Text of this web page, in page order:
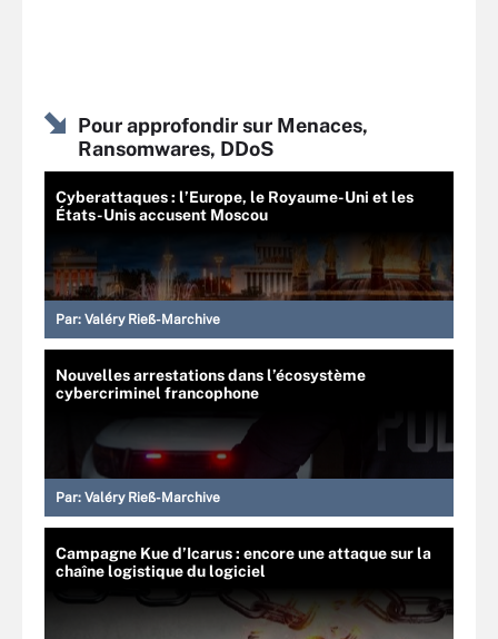
Pour approfondir sur Menaces,
Ransomwares, DDoS
Cyberattaques : l’Europe, le Royaume-Uni et les
États-Unis accusent Moscou
Par: Valéry Rieß-Marchive
Nouvelles arrestations dans l’écosystème
cybercriminel francophone
Par: Valéry Rieß-Marchive
Campagne Kue d’Icarus : encore une attaque sur la
chaîne logistique du logiciel